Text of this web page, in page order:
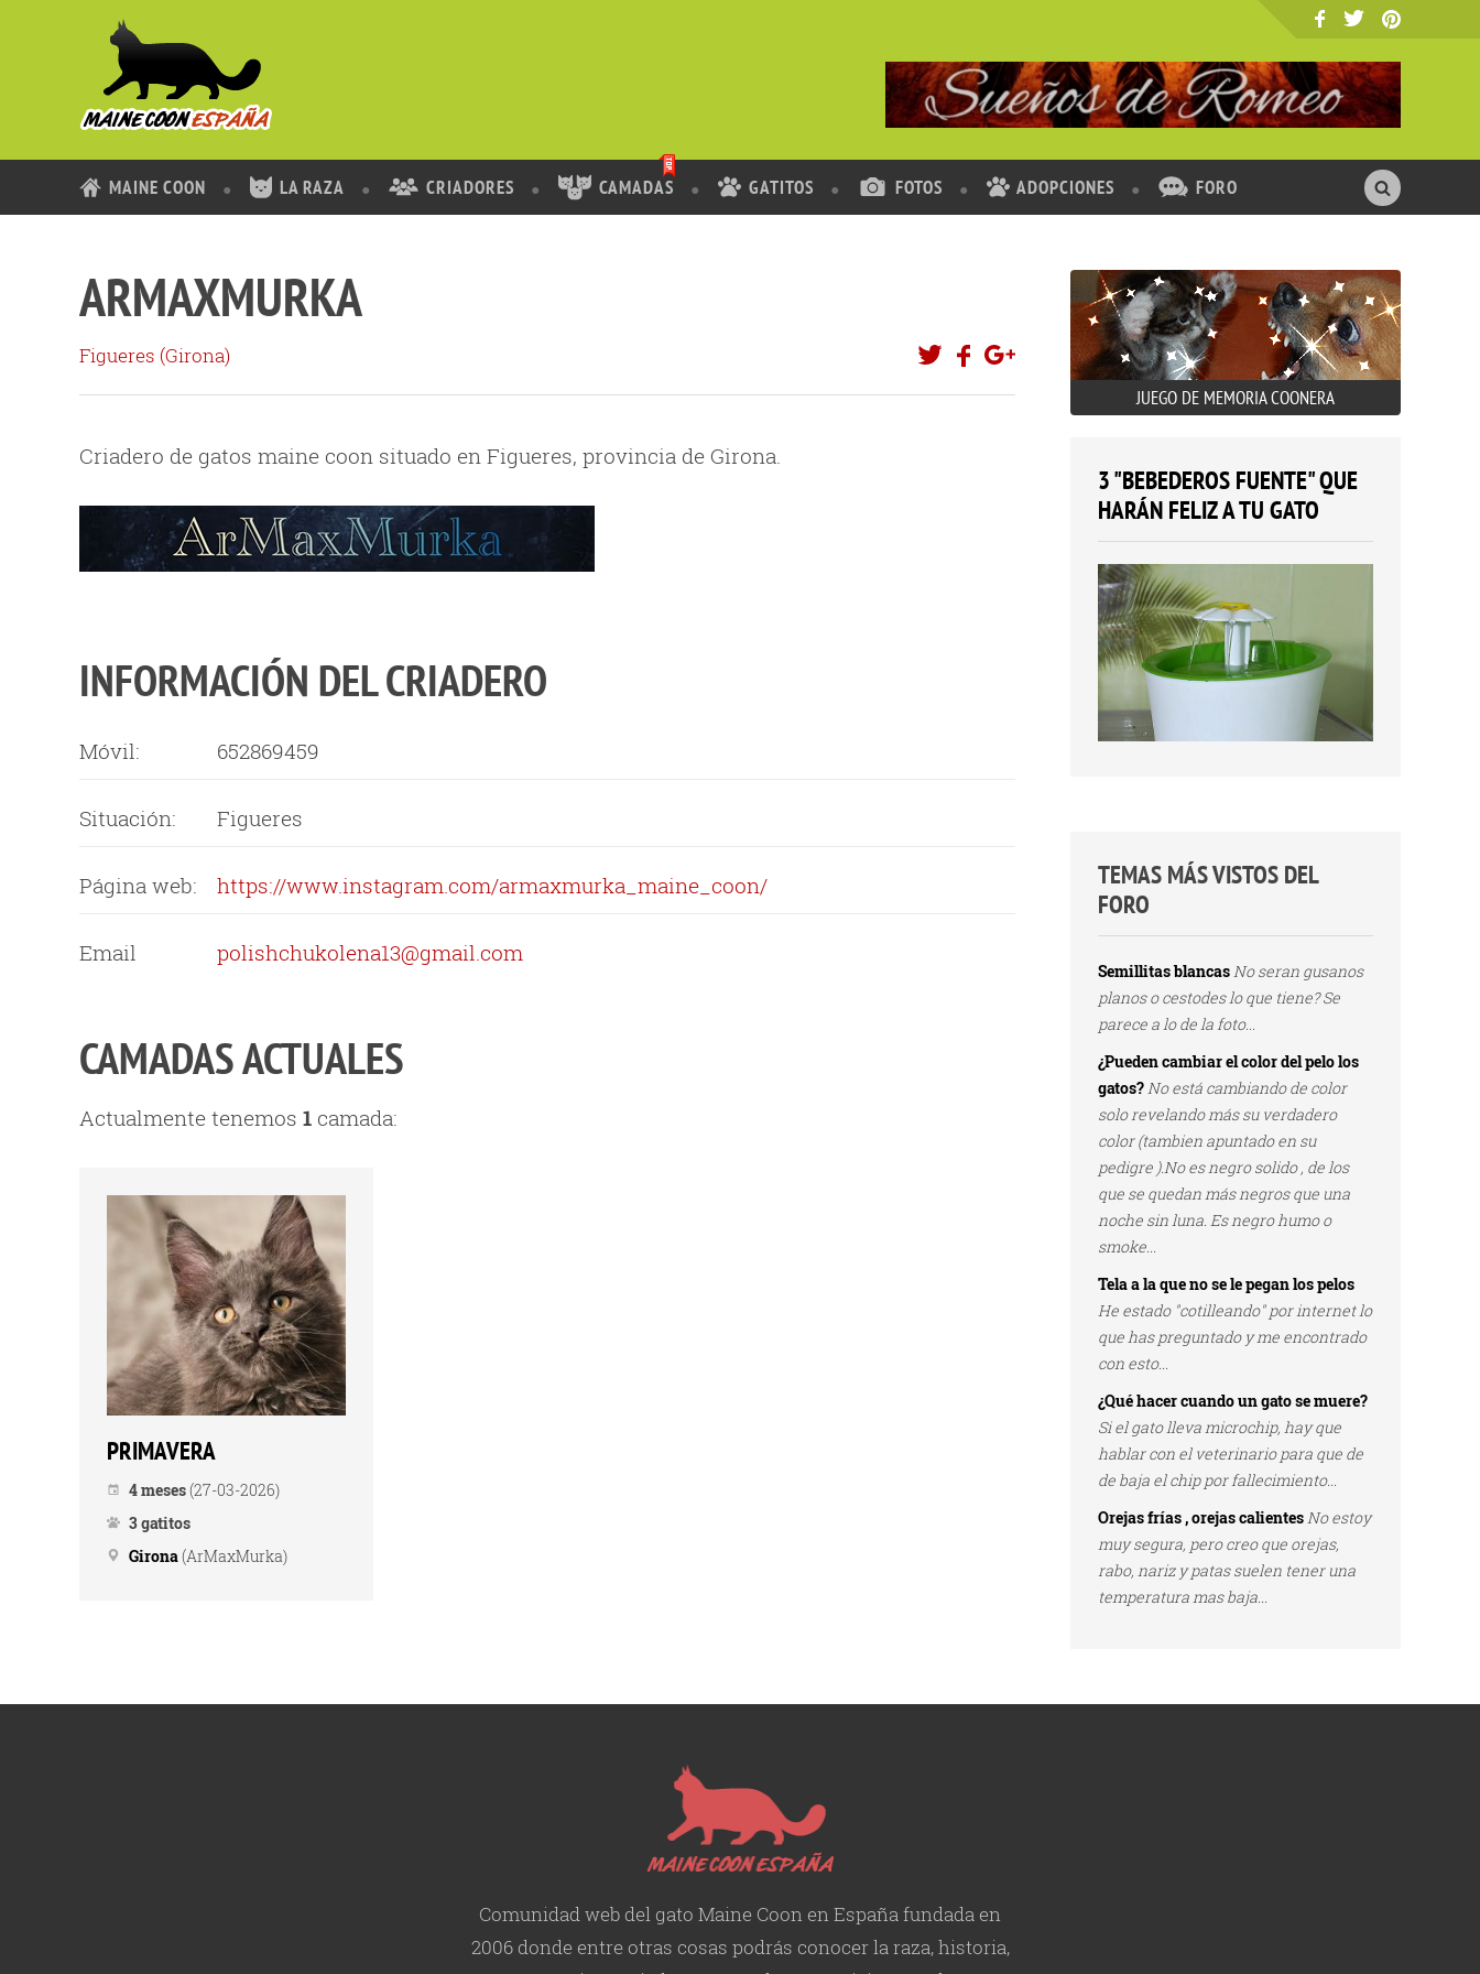
MAINE COON LA RAZA CRIADORES CAMADAS GATITOS FOTOS ADOPCIONES FORO
ARMAXMURKA
Figueres (Girona)
Criadero de gatos maine coon situado en Figueres, provincia de Girona.
INFORMACIÓN DEL CRIADERO
Móvil: 652869459
Situación: Figueres
Página web: https://www.instagram.com/armaxmurka_maine_coon/
Email polishchukolena13@gmail.com
CAMADAS ACTUALES
Actualmente tenemos 1 camada:
PRIMAVERA
4 meses(27-03-2026)
3 gatitos
Girona(ArMaxMurka)
JUEGO DE MEMORIA COONERA
3 "BEBEDEROS FUENTE" QUE
HARÁN FELIZ A TU GATO
TEMAS MÁS VISTOS DEL
FORO
Semillitas blancasNo seran gusanos
planos o cestodes lo que tiene? Se
parece a lo de la foto...
¿Pueden cambiar el color del pelo los
gatos?No está cambiando de color
solo revelando más su verdadero
color (tambien apuntado en su
pedigre ).No es negro solido , de los
que se quedan más negros que una
noche sin luna. Es negro humo o
smoke...
Tela a la que no se le pegan los pelos
He estado "cotilleando" por internet lo
que has preguntado y me encontrado
con esto...
¿Qué hacer cuando un gato se muere?
Si el gato lleva microchip, hay que
hablar con el veterinario para que de
de baja el chip por fallecimiento...
Orejas frías , orejas calientesNo estoy
muy segura, pero creo que orejas,
rabo, nariz y patas suelen tener una
temperatura mas baja...
Comunidad web del gato Maine Coon en España fundada en
2006 donde entre otras cosas podrás conocer la raza, historia,